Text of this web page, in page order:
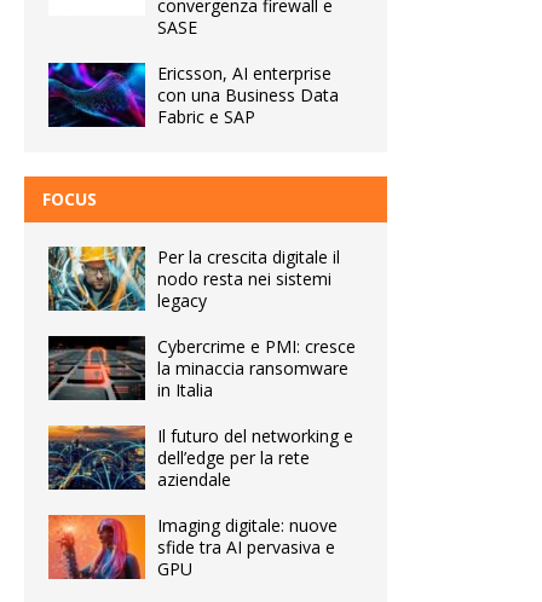
convergenza firewall e
SASE
Ericsson, AI enterprise
con una Business Data
Fabric e SAP
FOCUS
Per la crescita digitale il
nodo resta nei sistemi
legacy
Cybercrime e PMI: cresce
la minaccia ransomware
in Italia
Il futuro del networking e
dell’edge per la rete
aziendale
Imaging digitale: nuove
sfide tra AI pervasiva e
GPU